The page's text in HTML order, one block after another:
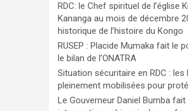
RDC: le Chef spirituel de l’église
Kananga au mois de décembre
historique de l’histoire du Kongo
RUSEP : Placide Mumaka fait le
le bilan de l’ONATRA
Situation sécuritaire en RDC :
pleinement mobilisées pour
Le Gouverneur Daniel Bumba